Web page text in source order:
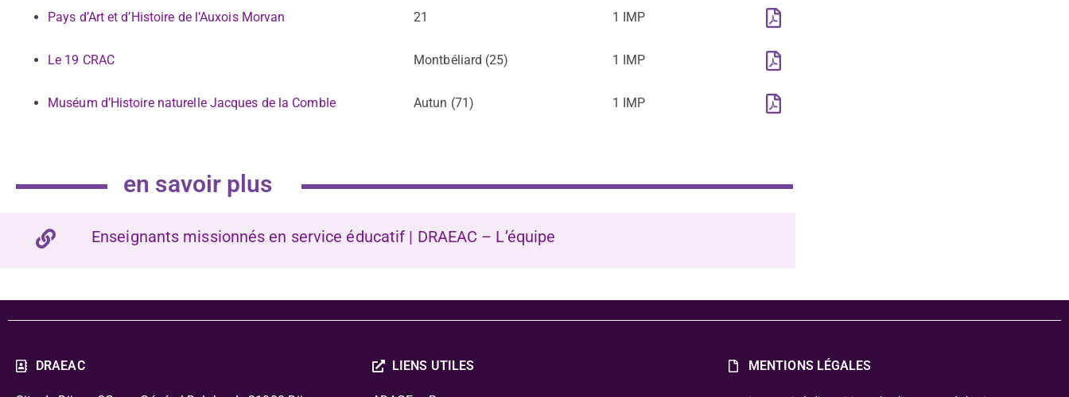
Pays d’Art et d’Histoire de l’Auxois Morvan 21 1 IMP
Le 19 CRAC Montbéliard (25) 1 IMP
Muséum d’Histoire naturelle Jacques de la Comble Autun (71) 1 IMP
en savoir plus
Enseignants missionnés en service éducatif | DRAEAC – L’équipe
DRAEAC LIENS UTILES MENTIONS LÉGALES